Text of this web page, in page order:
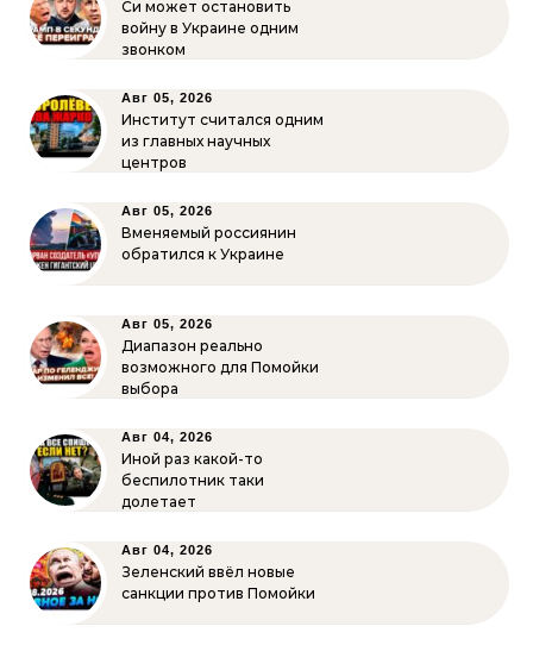
Си может остановить
войну в Украине одним
звонком
Авг 05, 2026
Институт считался одним
из главных научных
центров
Авг 05, 2026
Вменяемый россиянин
обратился к Украине
Авг 05, 2026
Диапазон реально
возможного для Помойки
выбора
Авг 04, 2026
Иной раз какой-то
беспилотник таки
долетает
Авг 04, 2026
Зеленский ввёл новые
санкции против Помойки